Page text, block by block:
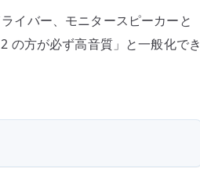
イバー、モニタースピーカーと
の方が必ず高音質」と一般化でき